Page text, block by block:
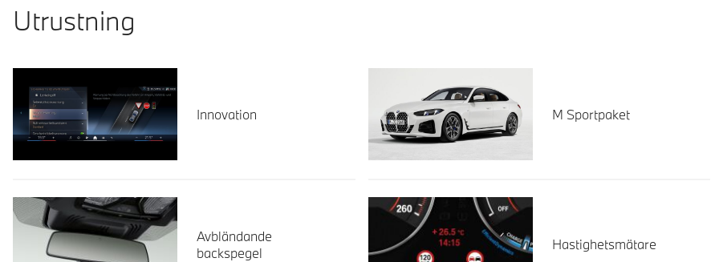
Utrustning
Innovation M Sportpaket
Avbländande
backspegel
Hastighetsmätare